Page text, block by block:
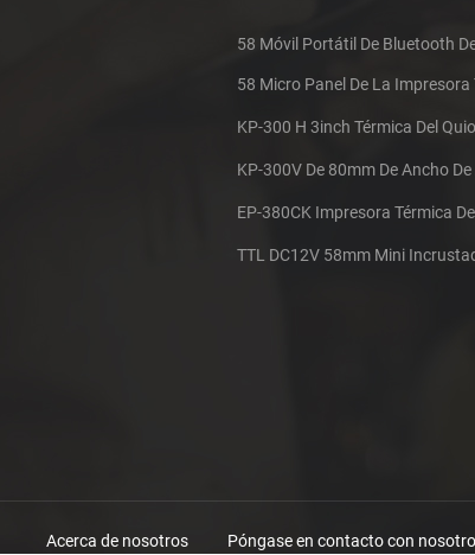
Acerca de nosotros Póngase en contacto con